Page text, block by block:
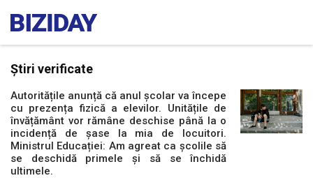
Știri verificate
Autoritățile anunță că anul școlar va începe
cu prezența fizică a elevilor. Unitățile de
învățământ vor rămâne deschise până la o
incidență de șase la mia de locuitori.
Ministrul Educației: Am agreat ca școlile să
se deschidă primele și să se închidă
ultimele.